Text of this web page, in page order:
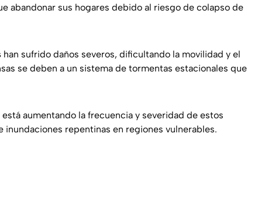
abandonar sus hogares debido al riesgo de colapso de
han sufrido daños severos, dificultando la movilidad y el
se deben a un sistema de tormentas estacionales que
está aumentando la frecuencia y severidad de estos
repentinas en regiones vulnerables.